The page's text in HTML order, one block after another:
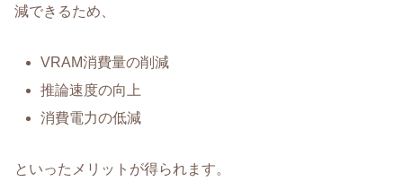
減できるため、
VRAM消費量の削減
推論速度の向上
消費電力の低減
といったメリットが得られます。